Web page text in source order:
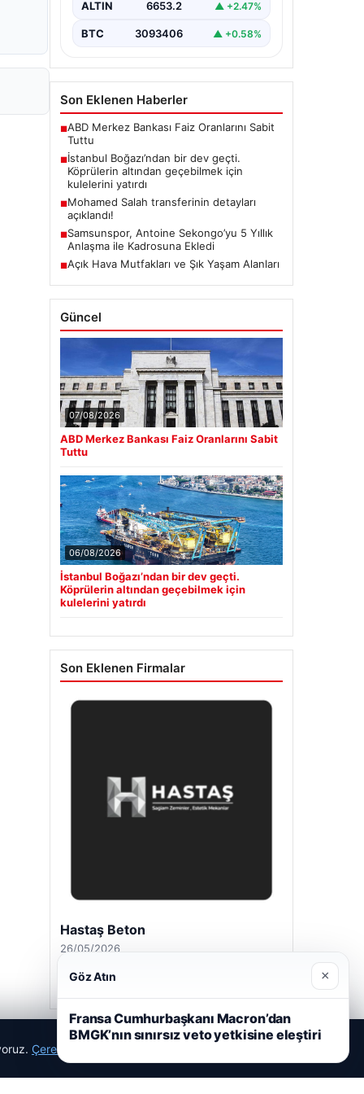
ALTIN 6653.2 ▲ +2.47%
BTC 3093406 ▲ +0.58%
Son Eklenen Haberler
■ABD Merkez Bankası Faiz Oranlarını Sabit
Tuttu
■İstanbul Boğazı’ndan bir dev geçti.
Köprülerin altından geçebilmek için
kulelerini yatırdı
■Mohamed Salah transferinin detayları
açıklandı!
■Samsunspor, Antoine Sekongo’yu 5 Yıllık
Anlaşma ile Kadrosuna Ekledi
■Açık Hava Mutfakları ve Şık Yaşam Alanları
Güncel
07/08/2026
ABD Merkez Bankası Faiz Oranlarını Sabit
Tuttu
06/08/2026
İstanbul Boğazı’ndan bir dev geçti.
Köprülerin altından geçebilmek için
kulelerini yatırdı
Son Eklenen Firmalar
Hastaş Beton
26/05/2026
Çerez Politikamız
Göz Atın ×
Fransa Cumhurbaşkanı Macron’dan
BMGK’nın sınırsız veto yetkisine eleştiri